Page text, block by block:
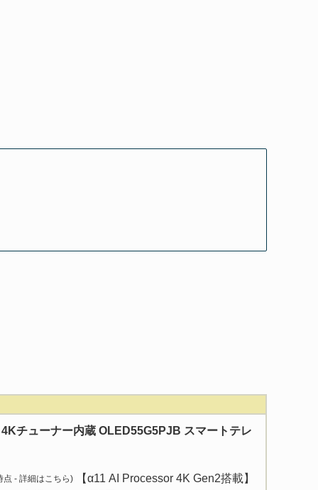
チューナー内蔵 OLED55G5PJB スマートテレ
点 - 詳細はこちら)
【α11 AI Processor 4K Gen2搭載】